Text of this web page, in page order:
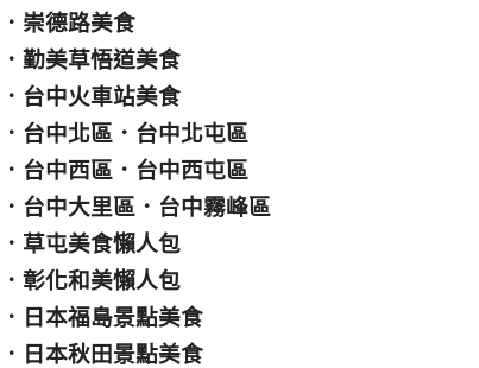
． 崇德路美食
．勤美草悟道美食
． 台中火車站美食
． 台中北區 ． 台中北屯區
． 台中西區 ． 台中西屯區
． 台中大里區 ． 台中霧峰區
． 草屯美食懶人包
．彰化和美懶人包
． 日本福島景點美食
． 日本秋田景點美食